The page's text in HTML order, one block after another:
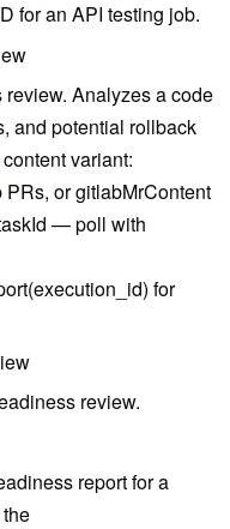
for an API testing job.
Analyzes a code
and potential rollback
variant:
or gitlabMrContent
— poll with
for
review.
report for a